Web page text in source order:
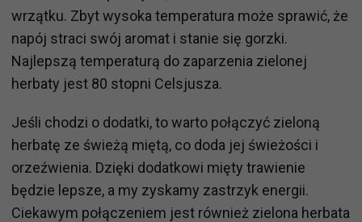
wrzątku. Zbyt wysoka temperatura może sprawić, że
napój straci swój aromat i stanie się gorzki.
Najlepszą temperaturą do zaparzenia zielonej
herbaty jest 80 stopni Celsjusza.
Jeśli chodzi o dodatki, to warto połączyć zieloną
herbatę ze świeżą miętą, co doda jej świeżości i
orzeźwienia. Dzięki dodatkowi mięty trawienie
będzie lepsze, a my zyskamy zastrzyk energii.
Ciekawym połączeniem jest również zielona herbata